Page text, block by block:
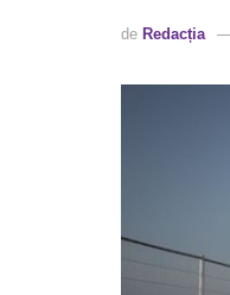
de Redacția